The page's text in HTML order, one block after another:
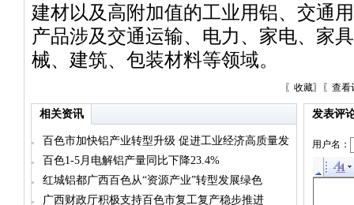
建材以及高附加值的工业用铝、交通
产品涉及交通运输、电力、家电、家
械、建筑、包装材料等领域。
〖 收藏〗〖 查看
相关资讯
百色市加快铝产业转型升级 促进工业经济高质量发
百色1-5月电解铝产量同比下降23.4%
红城铝都广西百色从“资源产业”转型发展绿色
之“铝”
广西财政厅积极支持百色市复工复产稳步推进
发表评
用户名：